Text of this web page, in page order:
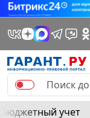
Бюджетный учет